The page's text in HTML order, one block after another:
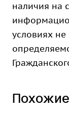
наличия на
условиях